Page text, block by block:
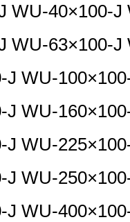
40×100-J
63×100-J
100×100-
160×100-
225×100-
250×100-
400×100-